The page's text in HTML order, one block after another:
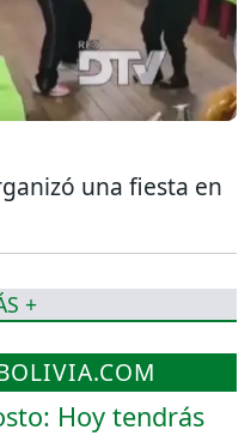
una fiesta en
+